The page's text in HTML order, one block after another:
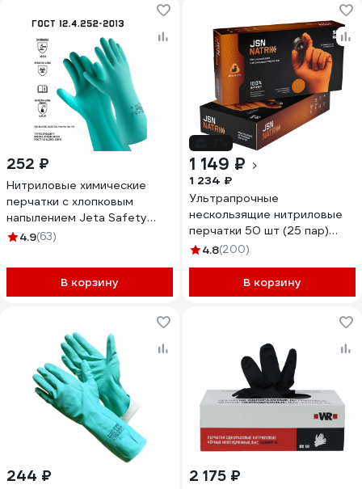
252 ₽
Нитриловые химические
перчатки с хлопковым
напылением Jeta Safety
толщ.0,42 мм, р.8/М, JN-711-
4.9(63)
В корзину
1 149 ₽
1 234 ₽
Ультрапрочные
нескользящие нитриловые
перчатки 50 шт (25 пар)
размер L/9 толщина 0,15 мм
4.8(200)
В корзину
244 ₽ 2 175 ₽